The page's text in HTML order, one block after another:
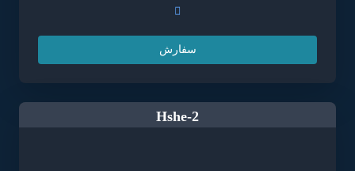
سفارش
Hshe-2